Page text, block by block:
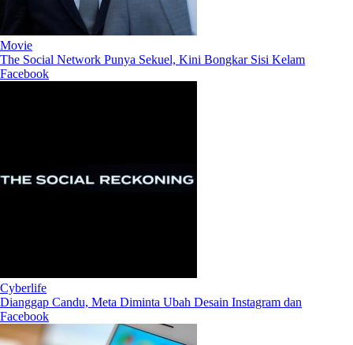
Movie
The Social Network Punya Sekuel, Kini Bongkar Sisi Kelam
Facebook
Cyberlife
Dianggap Candu, Meta Diminta Ubah Desain Instagram dan
Facebook